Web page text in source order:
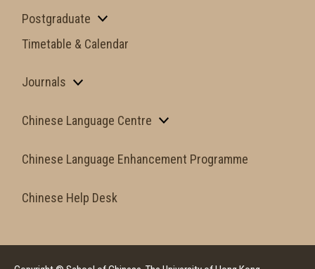
Postgraduate
Timetable & Calendar
Journals
Chinese Language Centre
Chinese Language Enhancement Programme
Chinese Help Desk